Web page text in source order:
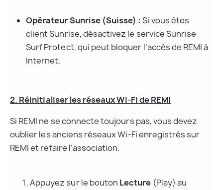
Opérateur Sunrise (Suisse) : Si vous êtes
client Sunrise, désactivez le service Sunrise
Surf Protect, qui peut bloquer l’accès de REMI à
Internet.
2. Réinitialiser les réseaux Wi-Fi de REMI
Si REMI ne se connecte toujours pas, vous devez
oublier les anciens réseaux Wi-Fi enregistrés sur
REMI et refaire l’association.
Appuyez sur le bouton Lecture (Play) au